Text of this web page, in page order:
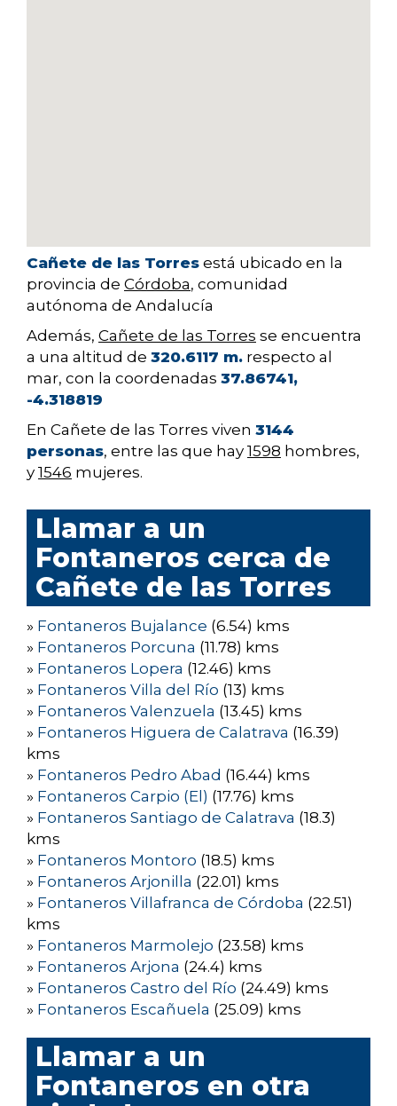
Cañete de las Torres está ubicado en la
provincia de Córdoba, comunidad
autónoma de Andalucía
Además, Cañete de las Torres se encuentra
a una altitud de 320.6117 m. respecto al
mar, con la coordenadas 37.86741,
-4.318819
En Cañete de las Torres viven 3144
personas, entre las que hay 1598 hombres,
y 1546 mujeres.
Llamar a un
Fontaneros cerca de
Cañete de las Torres
» Fontaneros Bujalance (6.54) kms
» Fontaneros Porcuna (11.78) kms
» Fontaneros Lopera (12.46) kms
» Fontaneros Villa del Río (13) kms
» Fontaneros Valenzuela (13.45) kms
» Fontaneros Higuera de Calatrava (16.39)
kms
» Fontaneros Pedro Abad (16.44) kms
» Fontaneros Carpio (El) (17.76) kms
» Fontaneros Santiago de Calatrava (18.3)
kms
» Fontaneros Montoro (18.5) kms
» Fontaneros Arjonilla (22.01) kms
» Fontaneros Villafranca de Córdoba (22.51)
kms
» Fontaneros Marmolejo (23.58) kms
» Fontaneros Arjona (24.4) kms
» Fontaneros Castro del Río (24.49) kms
» Fontaneros Escañuela (25.09) kms
Llamar a un
Fontaneros en otra